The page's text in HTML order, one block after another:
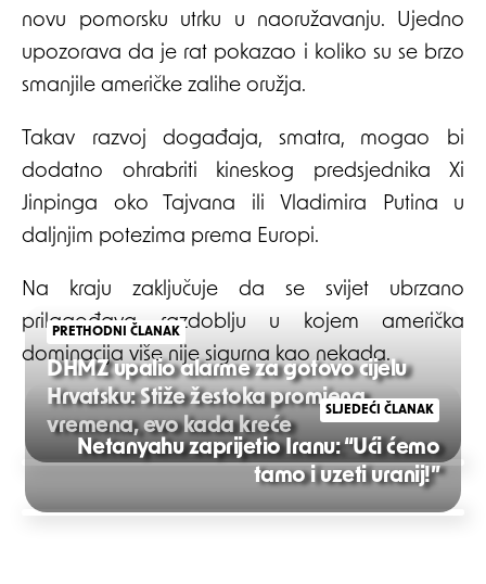
novu pomorsku utrku u naoružavanju. Ujedno
upozorava da je rat pokazao i koliko su se brzo
smanjile američke zalihe oružja.
Takav razvoj događaja, smatra, mogao bi
dodatno ohrabriti kineskog predsjednika Xi
Jinpinga oko Tajvana ili Vladimira Putina u
daljnjim potezima prema Europi.
Na kraju zaključuje da se svijet ubrzano
prilagođava razdoblju u kojem američka
dominacija više nije sigurna kao nekada.
Post
navigation
PRETHODNI ČLANAK
DHMZ upalio alarme za gotovo cijelu
Hrvatsku: Stiže žestoka promjena
vremena, evo kada kreće
SLJEDEĆI ČLANAK
Netanyahu zaprijetio Iranu: “Ući ćemo
tamo i uzeti uranij!”